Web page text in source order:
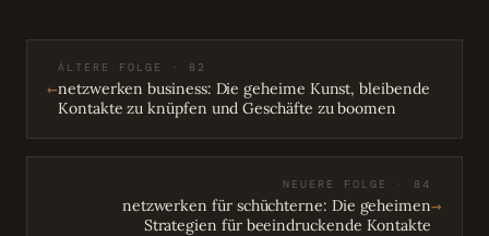
←
ÄLTERE FOLGE · 82
netzwerken business: Die geheime Kunst, bleibende
Kontakte zu knüpfen und Geschäfte zu boomen
NEUERE FOLGE · 84
netzwerken für schüchterne: Die geheimen
Strategien für beeindruckende Kontakte
→